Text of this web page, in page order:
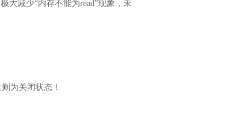
大减少“内存不能为read”现象，未
为关闭状态！